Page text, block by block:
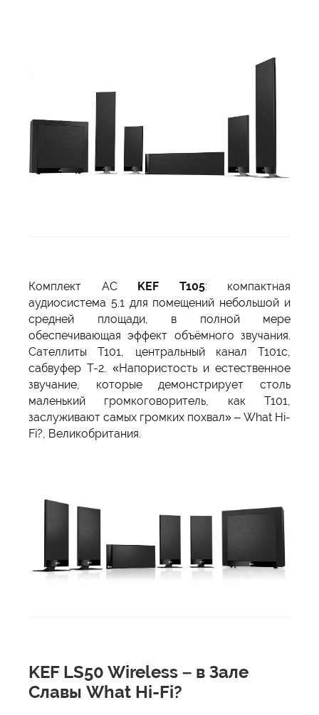
Комплект АС KEF T105: компактная
аудиосистема 5.1 для помещений небольшой и
средней площади, в полной мере
обеспечивающая эффект объёмного звучания.
Сателлиты T101, центральный канал T101c,
сабвуфер T-2. «Напористость и естественное
звучание, которые демонстрирует столь
маленький громкоговоритель, как T101,
заслуживают самых громких похвал» – What Hi-
Fi?, Великобритания.
KEF LS50 Wireless – в Зале
Славы What Hi-Fi?